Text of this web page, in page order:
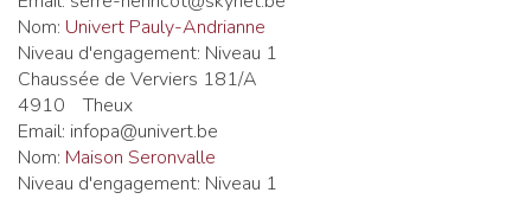
Nom: Univert Pauly-Andrianne
Niveau d'engagement: Niveau 1
Chaussée de Verviers 181/A
4910
Theux
Email: infopa@univert.be
Nom: Maison Seronvalle
Niveau d'engagement: Niveau 1